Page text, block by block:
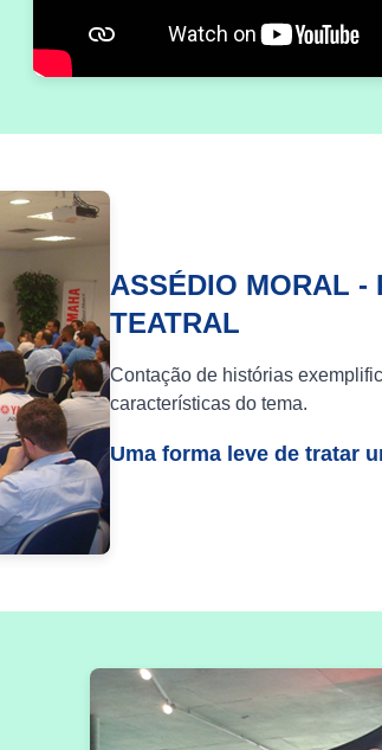
ASSÉDIO MORAL -
TEATRAL
Contação de histórias
características do tema.
Uma forma leve de tratar